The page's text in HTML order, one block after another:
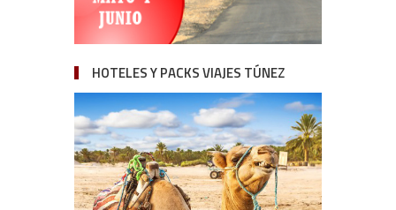
HOTELES Y PACKS VIAJES TÚNEZ